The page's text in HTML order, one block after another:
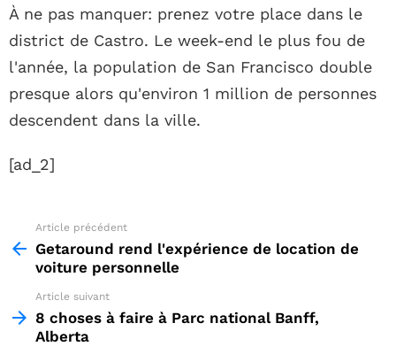
À ne pas manquer: prenez votre place dans le
district de Castro. Le week-end le plus fou de
l'année, la population de San Francisco double
presque alors qu'environ 1 million de personnes
descendent dans la ville.
[ad_2]
more
Article précédent
Getaround rend l'expérience de location de
voiture personnelle
Article suivant
8 choses à faire à Parc national Banff,
Alberta